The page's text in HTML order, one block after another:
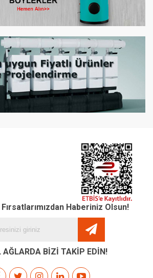
Haberiniz Olsun!
AĞLARDA BİZİ TAKİP EDİN!